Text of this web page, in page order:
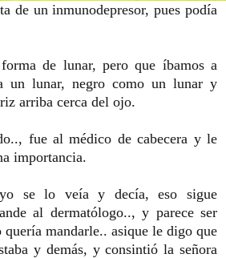
de un inmunodepresor, pues podía
de lunar, pero que íbamos a
un lunar, negro como un lunar y
arriba cerca del ojo.
fue al médico de cabecera y le
importancia.
se lo veía y decía, eso sigue
al dermatólogo.., y parece ser
quería mandarle.. asique le digo que
y demás, y consintió la señora